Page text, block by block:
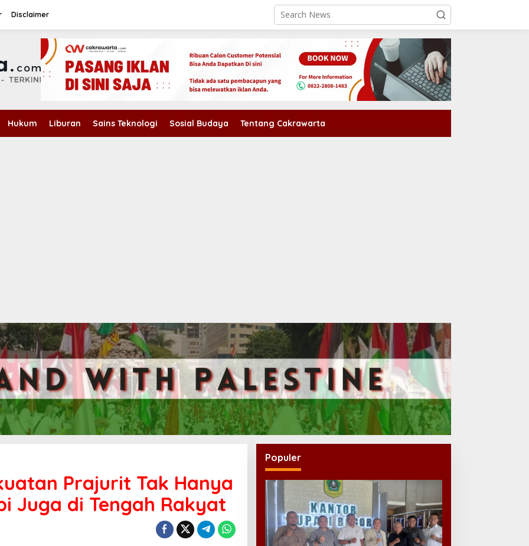
Disclaimer
Hukum Liburan Sains Teknologi Sosial Budaya Tentang Cakrawarta
Prajurit Tak Hanya
Juga di Tengah Rakyat
Populer